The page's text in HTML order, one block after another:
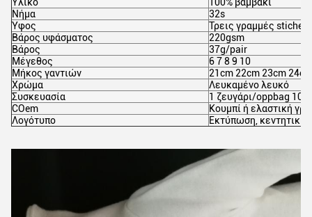
Νήμα
32s
Ύφος
Τρεις γραμμές stiches
Βάρος υφάσματος
220gsm
Βάρος
37g/pair
Μέγεθος
6 7 8 9 10
Μήκος γαντιών
21cm 22cm 23cm
Χρώμα
Λευκαμένο λευκό
Συσκευασία
1 ζευγάρι/oppbag 10
COem
Κουμπί ή ελαστική
Λογότυπο
Εκτύπωση, κεντητική